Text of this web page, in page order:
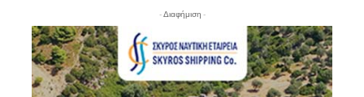
- Διαφήμιση -